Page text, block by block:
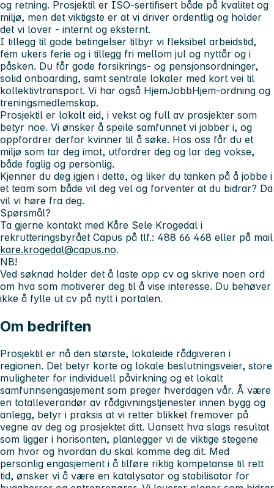
og retning. Prosjektil er ISO-sertifisert både på kvalitet og
miljø, men det viktigste er at vi driver ordentlig og holder
det vi lover - internt og eksternt.
I tillegg til gode betingelser tilbyr vi fleksibel arbeidstid,
fem ukers ferie og i tillegg fri mellom jul og nyttår og i
påsken. Du får gode forsikrings- og pensjonsordninger,
solid onboarding, samt sentrale lokaler med kort vei til
kollektivtransport. Vi har også HjemJobbHjem-ordning og
treningsmedlemskap.
Prosjektil er lokalt eid, i vekst og full av prosjekter som
betyr noe. Vi ønsker å speile samfunnet vi jobber i, og
oppfordrer derfor kvinner til å søke. Hos oss får du et
miljø som tar deg imot, utfordrer deg og lar deg vokse,
både faglig og personlig.
Kjenner du deg igjen i dette, og liker du tanken på å jobbe i
et team som både vil deg vel og forventer at du bidrar? Da
vil vi høre fra deg.
Spørsmål?
Ta gjerne kontakt med Kåre Sele Krogedal i
rekrutteringsbyrået Capus på tlf.: 488 66 468 eller på mail
kare.krogedal@capus.no.
NB!
Ved søknad holder det å laste opp cv og skrive noen ord
om hva som motiverer deg til å vise interesse. Du behøver
ikke å fylle ut cv på nytt i portalen.
Om bedriften
Prosjektil er nå den største, lokaleide rådgiveren i
regionen. Det betyr korte og lokale beslutningsveier, store
muligheter for individuell påvirkning og et lokalt
samfunnsengasjement som preger hverdagen vår. Å være
en totalleverandør av rådgivningstjenester innen bygg og
anlegg, betyr i praksis at vi retter blikket fremover på
vegne av deg og prosjektet ditt. Uansett hva slags resultat
som ligger i horisonten, planlegger vi de viktige stegene
om hvor og hvordan du skal komme deg dit. Med
personlig engasjement i å tilføre riktig kompetanse til rett
tid, ønsker vi å være en katalysator og stabilisator for